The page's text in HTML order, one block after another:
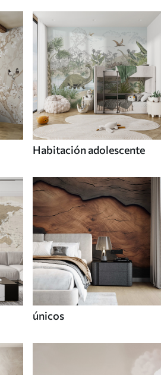
Habitación adolescente
únicos